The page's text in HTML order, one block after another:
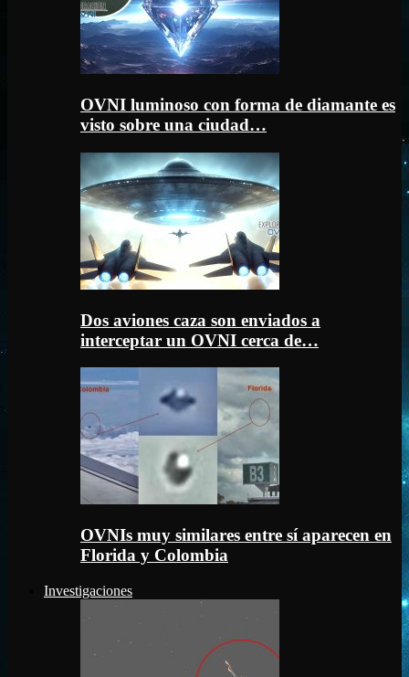
OVNI luminoso con forma de diamante es
visto sobre una ciudad…
Dos aviones caza son enviados a
interceptar un OVNI cerca de…
OVNIs muy similares entre sí aparecen en
Florida y Colombia
Investigaciones